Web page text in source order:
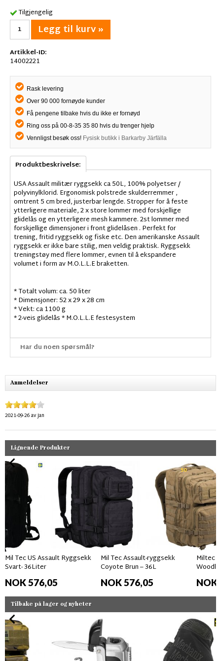
Tilgjengelig
Legg til kurv »
Artikkel-ID:
14002221
Rask levering
Over 90 000 fornøyde kunder
Få pengene tilbake hvis du ikke er fornøyd
Ring oss på 00-8-35 35 80 hvis du trenger hjelp
Vennligst besøk oss! Fysisk butikk i Barkarby Järfälla
Produktbeskrivelse:
USA Assault militær ryggsekk ca 50L, 100% polyetser /
polyvinylklorid. Ergonomisk polstrede skulderremmer ,
omtrent 5 cm bred, justerbar lengde. Stropper for å feste
ytterligere materiale, 2 x store lommer med forskjellige
glidelås og en ytterligere mesh kammere. 2st lommer med
forskjellige dimensjoner i front glidelåsen . Perfekt for
trening, fritid ryggsekk og fiske etc. Den amerikanske Assault
ryggsekk er ikke bare stilig, men veldig praktisk. Ryggsekk
treningstøy med flere lommer, evnen til å ekspandere
volumet i form av M.O.L.L.E braketten.
* Totalt volum: ca. 50 liter
* Dimensjoner: 52 x 29 x 28 cm
* Vekt: ca 1100 g
* 2-veis glidelås * M.O.L.L.E festesystem
Har du noen spørsmål?
Anmeldelser
2021-09-26avJan
Lignende Produkter
Mil Tec US Assault Ryggsekk
Svart- 36Liter
NOK 576,05
50
Mil Tec Assault-ryggsekk
Coyote Brun – 36L
NOK 576,05
Miltec
NOK
Tilbake på lager og nyheter